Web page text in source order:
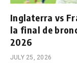
Inglaterra vs
la final de
2026
JULY 25, 2026